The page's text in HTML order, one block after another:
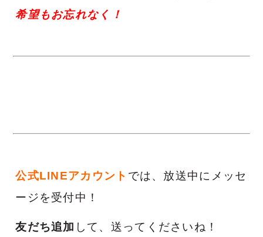
希望もお忘れなく！
公式LINEアカウント では、放送中にメッセ
ージを受付中！
友だち追加 して、送ってくださいね！